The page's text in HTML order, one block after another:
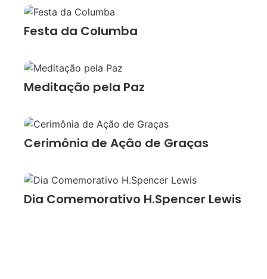
Festa da Columba
Meditação pela Paz
Cerimônia de Ação de Graças
Dia Comemorativo H.Spencer Lewis